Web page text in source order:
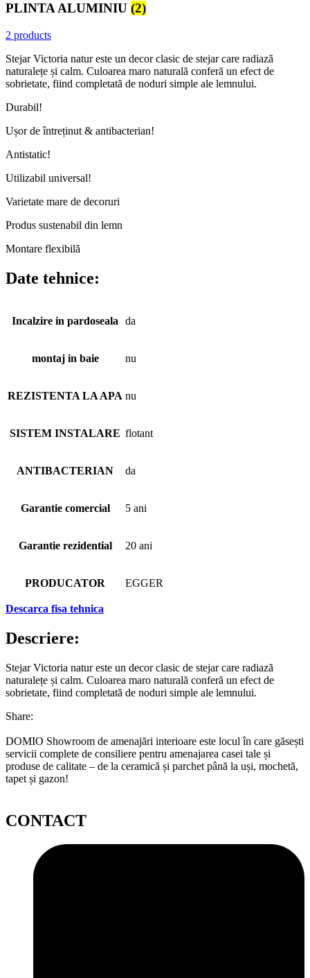
PLINTA ALUMINIU (2)
2 products
Stejar Victoria natur este un decor clasic de stejar care radiază
naturalețe și calm. Culoarea maro naturală conferă un efect de
sobrietate, fiind completată de noduri simple ale lemnului.
Durabil!
Ușor de întreținut & antibacterian!
Antistatic!
Utilizabil universal!
Varietate mare de decoruri
Produs sustenabil din lemn
Montare flexibilă
Date tehnice:
Incalzire in pardoseala da
montaj in baie nu
REZISTENTA LA APA nu
SISTEM INSTALARE flotant
ANTIBACTERIAN da
Garantie comercial 5 ani
Garantie rezidential 20 ani
PRODUCATOR EGGER
Descarca fisa tehnica
Descriere:
Stejar Victoria natur este un decor clasic de stejar care radiază
naturalețe și calm. Culoarea maro naturală conferă un efect de
sobrietate, fiind completată de noduri simple ale lemnului.
Share:
DOMIO Showroom de amenajări interioare este locul în care găsești
servicii complete de consiliere pentru amenajarea casei tale și
produse de calitate – de la ceramică și parchet până la uși, mochetă,
tapet și gazon!
CONTACT